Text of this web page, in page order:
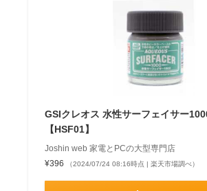
GSIクレオス 水性サーフェイサー
【HSF01】
Joshin web 家電とPCの大型専門店
¥396
（2024/07/24 08:16時点 | 楽天市場調べ）